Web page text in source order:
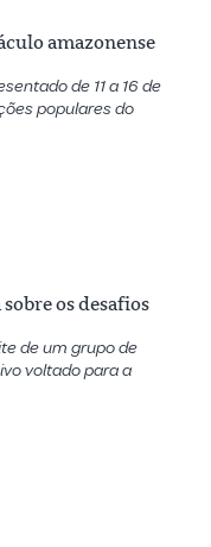
amazonense
de 11 a 16 de
populares do
os desafios
de um grupo de
voltado para a